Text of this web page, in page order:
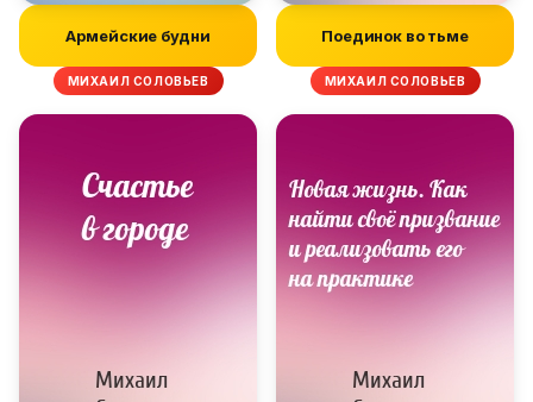
Армейские будни
МИХАИЛ СОЛОВЬЕВ
Поединок во тьме
МИХАИЛ СОЛОВЬЕВ